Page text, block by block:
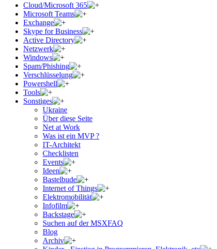
Cloud/Microsoft 365
Microsoft Teams
Exchange
Skype for Business
Active Directory
Netzwerk
Windows
Spam/Phishing
Verschlüsselung
Powershell
Tools
Sonstiges
Ukraine
Über diese Seite
Net at Work
Was ist ein MVP ?
IT-Architekt
Checklisten
Events
Ideen
Bastelbude
Internet of Things
Elektromobilität
Infofilm
Backstage
Suchen auf der MSXFAQ
Blog
Archiv